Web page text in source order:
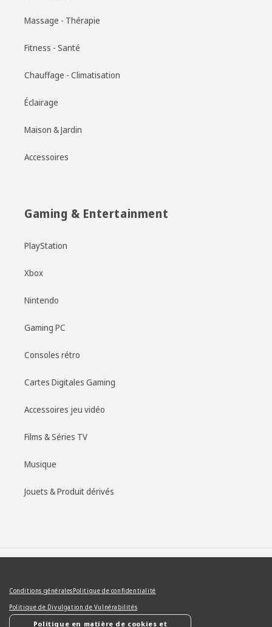
Massage - Thérapie
Fitness - Santé
Chauffage - Climatisation
Éclairage
Maison & Jardin
Accessoires
Gaming & Entertainment
PlayStation
Xbox
Nintendo
Gaming PC
Consoles rétro
Cartes Digitales Gaming
Accessoires jeu vidéo
Films & Séries TV
Musique
Jouets & Produit dérivés
paiement
Conditions généralesPolitique de confidentialité
Politique de Divulgation de Vulnérabilités
Politique en matière de cookies et